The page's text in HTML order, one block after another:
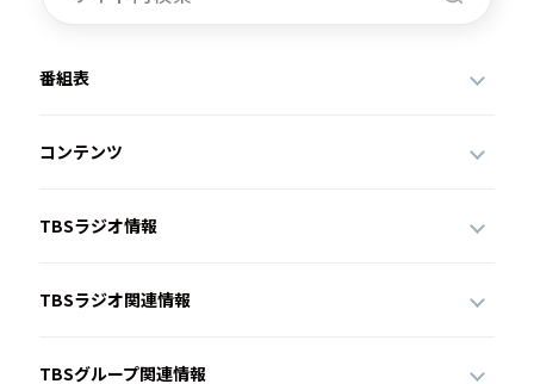
番組表
コンテンツ
TBSラジオ情報
TBSラジオ関連情報
TBSグループ関連情報